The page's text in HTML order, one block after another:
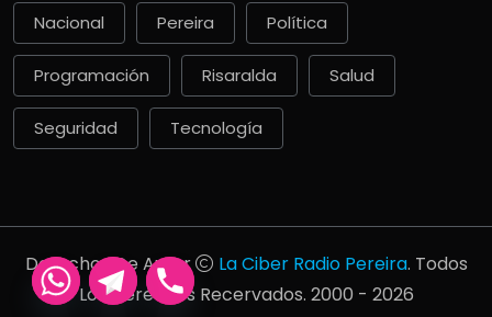
Nacional Pereira Política
Programación Risaralda Salud
Seguridad Tecnología
Derechos De Autor La Ciber Radio Pereira. Todos
Los Derechos Recervados. 2000 - 2026